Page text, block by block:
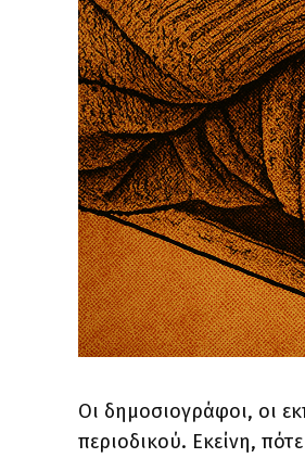
Οι δημοσιογράφοι, οι
περιοδικού. Εκείνη,